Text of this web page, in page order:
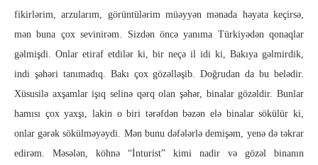
fikirlərim, arzularım, görüntülərim müəyyən mənada həyata keçirsə,
mən buna çox sevinirəm. Sizdən öncə yanıma Türkiyədən qonaqlar
gəlmişdi. Onlar etiraf etdilər ki, bir neçə il idi ki, Bakıya gəlmirdik,
indi şəhəri tanımadıq. Bakı çox gözəlləşib. Doğrudan da bu belədir.
Xüsusilə axşamlar işıq selinə qərq olan şəhər, binalar gözəldir. Bunlar
hamısı çox yaxşı, lakin o biri tərəfdən bəzən elə binalar sökülür ki,
onlar gərək sökülməyəydi. Mən bunu dəfələrlə demişəm, yenə də təkrar
edirəm. Məsələn, köhnə “İnturist” kimi nadir və gözəl binanın